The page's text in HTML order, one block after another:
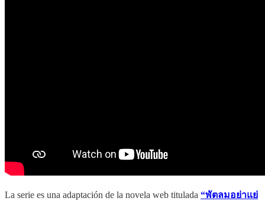
La serie es una adaptación de la novela web titulada “พัตลมอย่าแย่